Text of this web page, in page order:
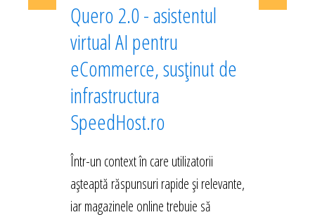
Quero 2.0 - asistentul
virtual AI pentru
eCommerce, susținut de
infrastructura
SpeedHost.ro
Într-un context în care utilizatorii
așteaptă răspunsuri rapide și relevante,
iar magazinele online trebuie să